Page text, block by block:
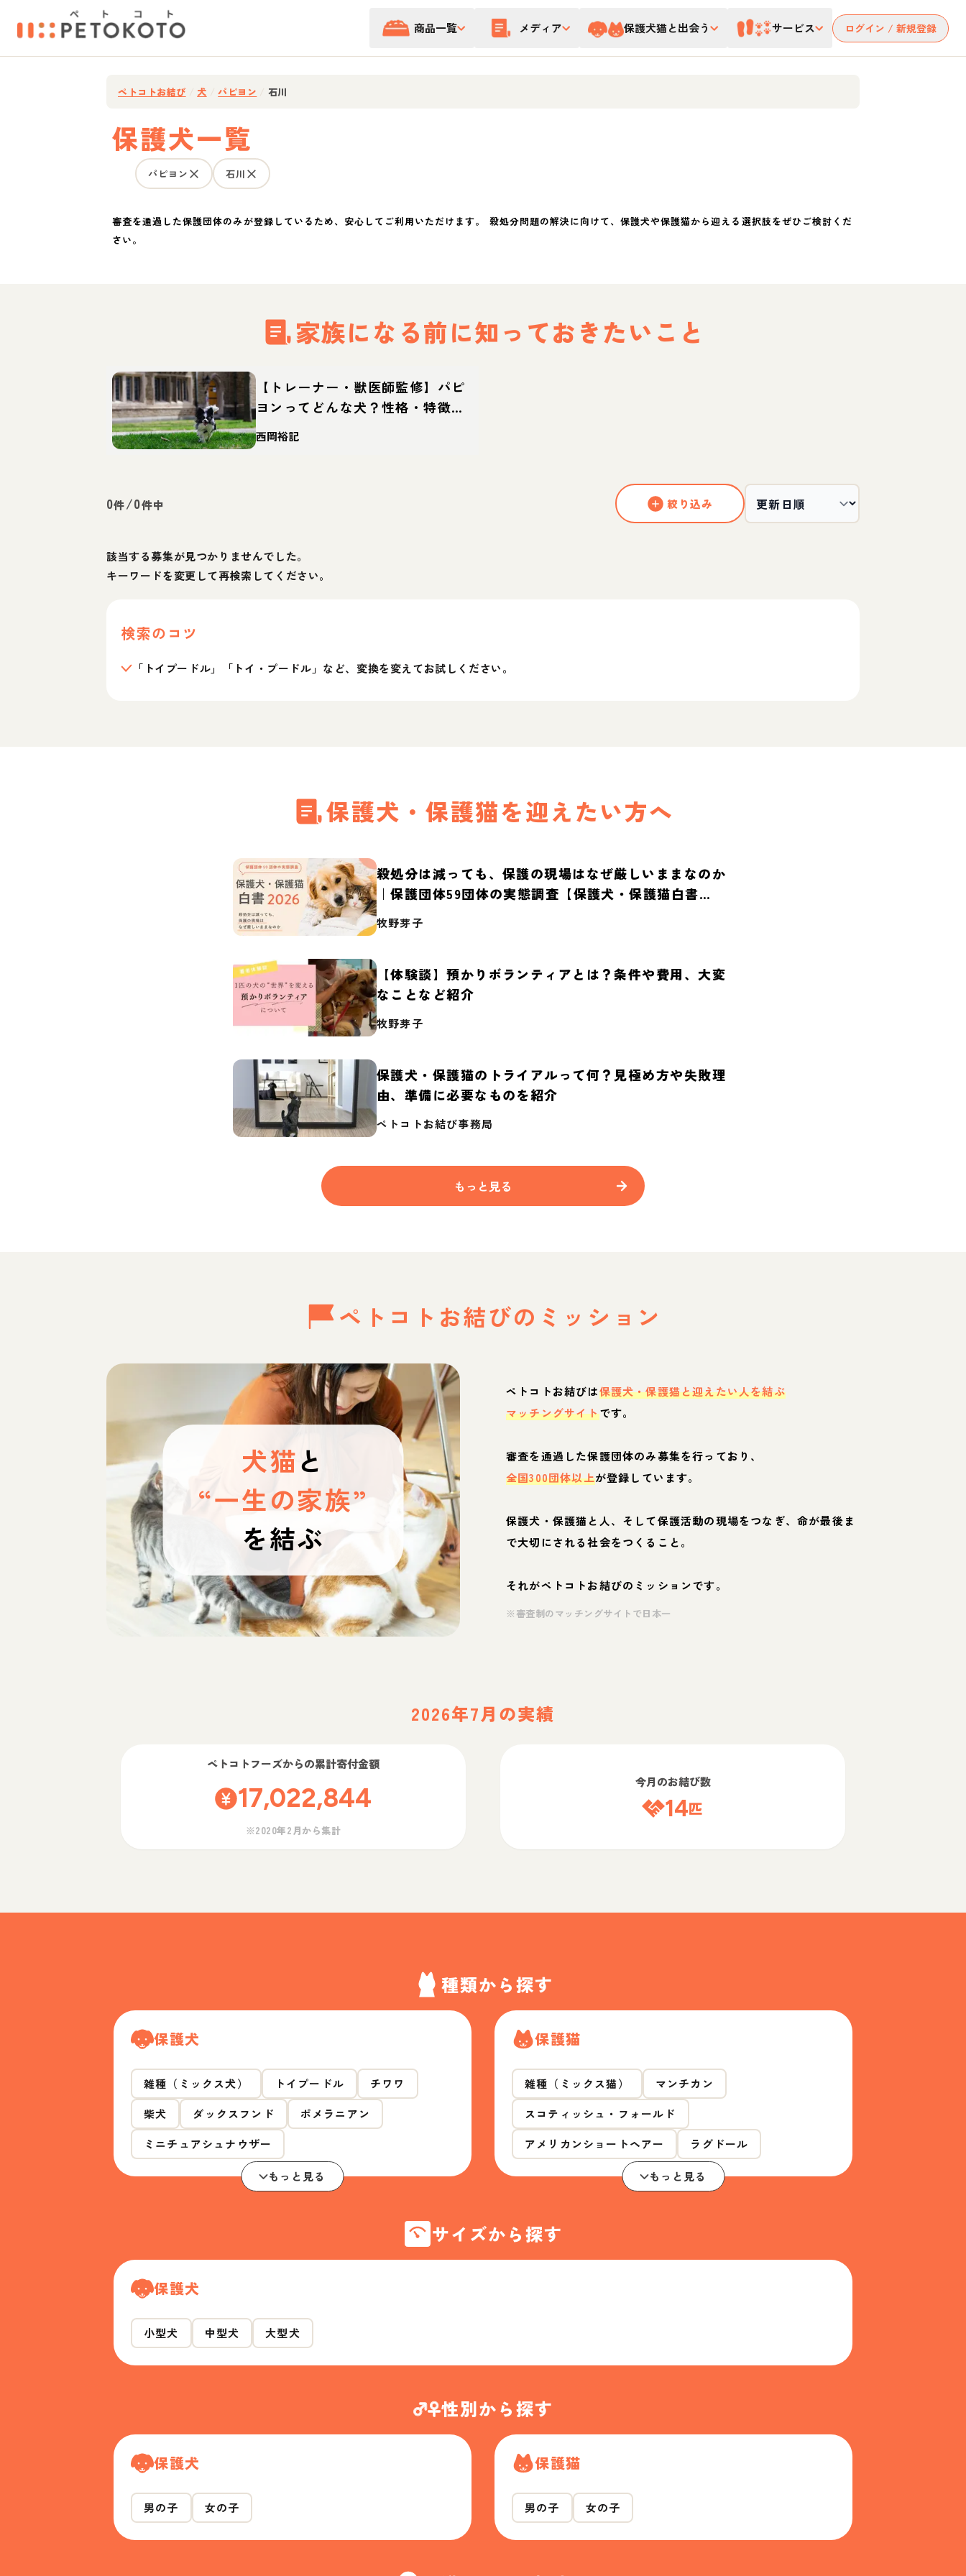
商品一覧 メディア 保護犬猫と出会う サービス ログイン / 新規登録
ペトコトお結び 犬 パピヨン 石川
保護犬一覧
パピヨン 石川
審査を通過した保護団体のみが登録しているため、安心してご利用いただけます。 殺処分問題の解決に向けて、保護犬や保護猫から迎える選択肢をぜひご検討くだ
さい。
家族になる前に知っておきたいこと
【トレーナー・獣医師監修】パピ
ヨンってどんな犬？性格・特徴・
育て方・迎え方
西岡裕記
0件/0件中 絞り込み
該当する募集が見つかりませんでした。
キーワードを変更して再検索してください。
検索のコツ
「トイプードル」「トイ・プードル」など、変換を変えてお試しください。
保護犬・保護猫を迎えたい方へ
殺処分は減っても、保護の現場はなぜ厳しいままなのか
｜保護団体59団体の実態調査【保護犬・保護猫白書
2026】
牧野芽子
【体験談】預かりボランティアとは？条件や費用、大変
なことなど紹介
牧野芽子
保護犬・保護猫のトライアルって何？見極め方や失敗理
由、準備に必要なものを紹介
ペトコトお結び事務局
もっと見る
ペトコトお結びの ミッション
犬猫と
“一生の家族”
を結ぶ
ペトコトお結びは保護犬・保護猫と迎えたい人を結ぶ
マッチングサイトです。
審査を通過した保護団体のみ募集を行っており、
全国300団体以上が登録しています。
保護犬・保護猫と人、そして保護活動の現場をつなぎ、命が最後ま
で大切にされる社会をつくること。
それがペトコトお結びのミッションです。
※審査制のマッチングサイトで日本一
2026年7月の実績
ペトコトフーズからの累計寄付金額
17,022,844
※2020年2月から集計
今月のお結び数
14匹
種類から探す
保護犬
雑種（ミックス犬） トイプードル
チワワ
柴犬
ダックスフンド
ポメラニアン
ミニチュアシュナウザー
もっと見る
保護猫
雑種（ミックス猫）
マンチカン
スコティッシュ・フォールド
アメリカンショートヘアー
ラグドール
もっと見る
サイズから探す
保護犬
小型犬 中型犬 大型犬
性別から探す
保護犬
男の子 女の子
保護猫
男の子 女の子